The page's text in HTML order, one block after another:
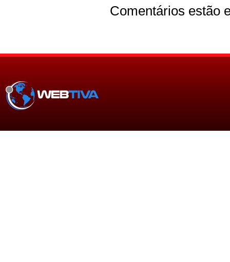
Comentários estão